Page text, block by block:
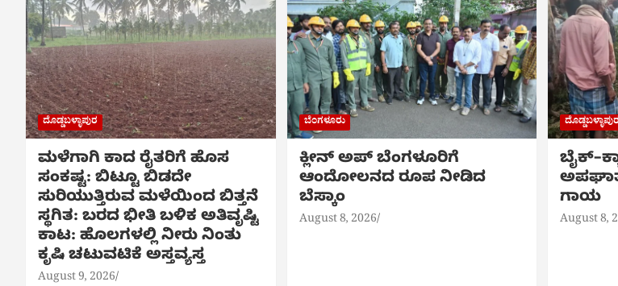
ದೊಡ್ಡಬಳ್ಳಾಪುರ
ಮಳೆಗಾಗಿ ಕಾದ ರೈತರಿಗೆ ಹೊಸ
ಸಂಕಷ್ಟ: ಬಿಟ್ಟೂ ಬಿಡದೇ
ಸುರಿಯುತ್ತಿರುವ ಮಳೆಯಿಂದ ಬಿತ್ತನೆ
ಸ್ಥಗಿತ: ಬರದ ಭೀತಿ ಬಳಿಕ ಅತಿವೃಷ್ಟಿ
ಕಾಟ: ಹೊಲಗಳಲ್ಲಿ ನೀರು ನಿಂತು
ಕೃಷಿ ಚಟುವಟಿಕೆ ಅಸ್ತವ್ಯಸ್ತ
August 9, 2026
ಬೆಂಗಳೂರು
ಕ್ಲೀನ್ ಅಪ್ ಬೆಂಗಳೂರಿಗೆ
ಆಂದೋಲನದ ರೂಪ ನೀಡಿದ
ಬೆಸ್ಕಾಂ
August 8, 2026
ದೊಡ್ಡಬಳ್ಳಾಪುರ
ಗಾಯ
August 8,